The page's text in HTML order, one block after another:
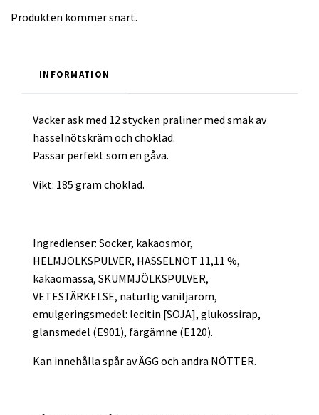
Produkten kommer snart.
INFORMATION
Vacker ask med 12 stycken praliner med smak av
hasselnötskräm och choklad.
Passar perfekt som en gåva.
Vikt: 185 gram choklad.
Ingredienser: Socker, kakaosmör,
HELMJÖLKSPULVER, HASSELNÖT 11,11 %,
kakaomassa, SKUMMJÖLKSPULVER,
VETESTÄRKELSE, naturlig vaniljarom,
emulgeringsmedel: lecitin [SOJA], glukossirap,
glansmedel (E901), färgämne (E120).
Kan innehålla spår av ÄGG och andra NÖTTER.